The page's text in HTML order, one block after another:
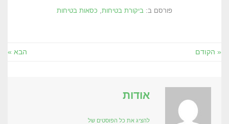
פורסם ב: ביקורת בטיחות כסאות בטיחות
« הקודם הבא »
אודות
להציג את כל הפוסטים של